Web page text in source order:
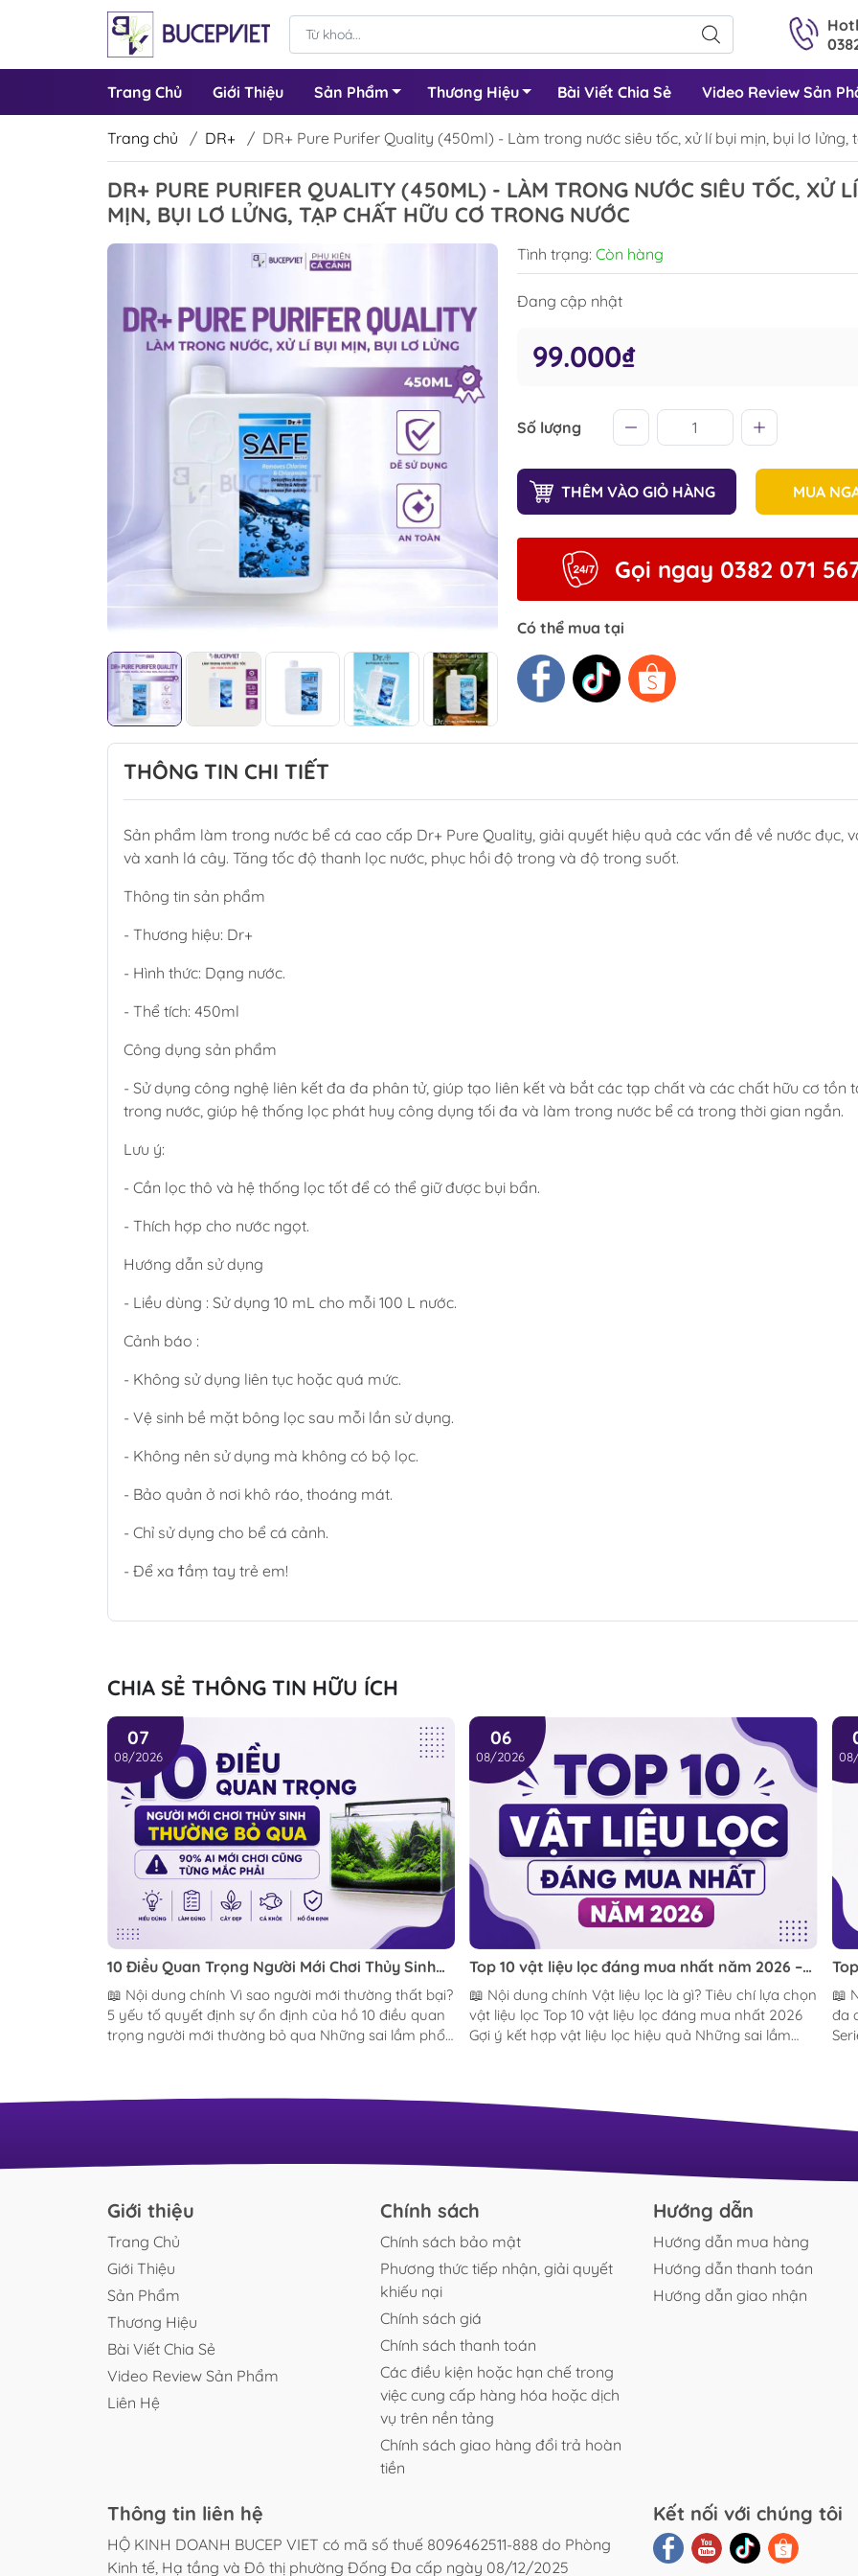
Trang Chủ Giới Thiệu Sản Phẩm Thương Hiệu Bài Viết Chia Sẻ Video Review Sản
Trang chủ / DR+ / DR+ Pure Purifer Quality (450ml) - Làm trong nước siêu tốc, xử lí bụi mịn, bụi lơ
DR+ PURE PURIFER QUALITY (450ML) - LÀM TRONG NƯỚC SIÊU TỐC, XỬ
MỊN, BỤI LƠ LỬNG, TẠP CHẤT HỮU CƠ TRONG NƯỚC
Tình trạng: Còn hàng
Đang cập nhật
99.000₫
Số lượng
THÊM VÀO GIỎ HÀNG MUA
Gọi ngay 0382 071
Có thể mua tại
THÔNG TIN CHI TIẾT
Sản phẩm làm trong nước bể cá cao cấp Dr+ Pure Quality, giải quyết hiệu quả các vấn đề về nước đục,
và xanh lá cây. Tăng tốc độ thanh lọc nước, phục hồi độ trong và độ trong suốt.
Thông tin sản phẩm
- Thương hiệu: Dr+
- Hình thức: Dạng nước.
- Thể tích: 450ml
Công dụng sản phẩm
- Sử dụng công nghệ liên kết đa đa phân tử, giúp tạo liên kết và bắt các tạp chất và các chất hữu cơ tồn
trong nước, giúp hệ thống lọc phát huy công dụng tối đa và làm trong nước bể cá trong thời gian ngắn.
Lưu ý:
- Cần lọc thô và hệ thống lọc tốt để có thể giữ được bụi bẩn.
- Thích hợp cho nước ngọt.
Hướng dẫn sử dụng
- Liều dùng : Sử dụng 10 mL cho mỗi 100 L nước.
Cảnh báo :
- Không sử dụng liên tục hoặc quá mức.
- Vệ sinh bề mặt bông lọc sau mỗi lần sử dụng.
- Không nên sử dụng mà không có bộ lọc.
- Bảo quản ở nơi khô ráo, thoáng mát.
- Chỉ sử dụng cho bể cá cảnh.
- Để xa ϯầṃ tay trẻ em!
CHIA SẺ THÔNG TIN HỮU ÍCH
07
08/2026
10 Điều Quan Trọng Người Mới Chơi Thủy Sinh
Thường Bỏ Qua (90% Ai Mới Chơi Cũng Từng
Mắc Phải)
📖 Nội dung chính Vì sao người mới thường thất bại?
5 yếu tố quyết định sự ổn định của hồ 10 điều quan
trọng người mới thường bỏ qua Những sai lầm phổ
sau những hồ thủy sinh bị bỏ rơi sau vài tháng Bước
06
08/2026
Top 10 vật liệu lọc đáng mua nhất năm 2026 –
Bí quyết giữ nước trong, hệ vi sinh khỏe và hồ
cá luôn ổn định
📖 Nội dung chính Vật liệu lọc là gì? Tiêu chí lựa chọn
vật liệu lọc Top 10 vật liệu lọc đáng mua nhất 2026
Gợi ý kết hợp vật liệu lọc hiệu quả Những sai lầm
đang chơi hồ thủy sinh, hồ cá cảnh, hồ tép hay hồ
trường ổn định...
📖 Nội
đa
sự
Giới thiệu
Trang Chủ
Giới Thiệu
Sản Phẩm
Thương Hiệu
Bài Viết Chia Sẻ
Video Review Sản Phẩm
Liên Hệ
Chính sách
Chính sách bảo mật
Phương thức tiếp nhận, giải quyết
khiếu nại
Chính sách giá
Chính sách thanh toán
Các điều kiện hoặc hạn chế trong
việc cung cấp hàng hóa hoặc dịch
vụ trên nền tảng
Chính sách giao hàng đổi trả hoàn
tiền
Hướng dẫn
Hướng dẫn mua hàng
Hướng dẫn thanh toán
Hướng dẫn giao nhận
Thông tin liên hệ
HỘ KINH DOANH BUCEP VIET có mã số thuế 8096462511-888 do Phòng
Kinh tế, Hạ tầng và Đô thị phường Đống Đa cấp ngày 08/12/2025
Kết nối với chúng tôi